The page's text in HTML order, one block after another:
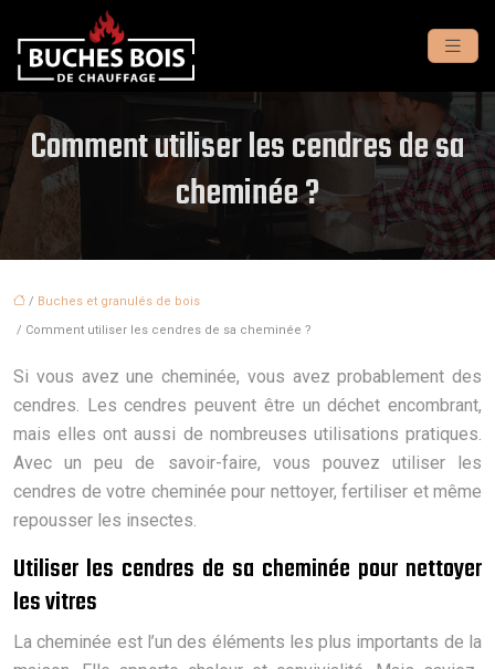
Comment utiliser les cendres de sa
cheminée ?
/ Buches et granulés de bois
/ Comment utiliser les cendres de sa cheminée ?
Si vous avez une cheminée, vous avez probablement des
cendres. Les cendres peuvent être un déchet encombrant,
mais elles ont aussi de nombreuses utilisations pratiques.
Avec un peu de savoir-faire, vous pouvez utiliser les
cendres de votre cheminée pour nettoyer, fertiliser et même
repousser les insectes.
Utiliser les cendres de sa cheminée pour nettoyer
les vitres
La cheminée est l’un des éléments les plus importants de la